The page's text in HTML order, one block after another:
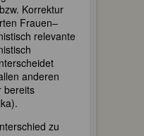
Korrektur
Frauen–
relevante
anderen
bereits
zu